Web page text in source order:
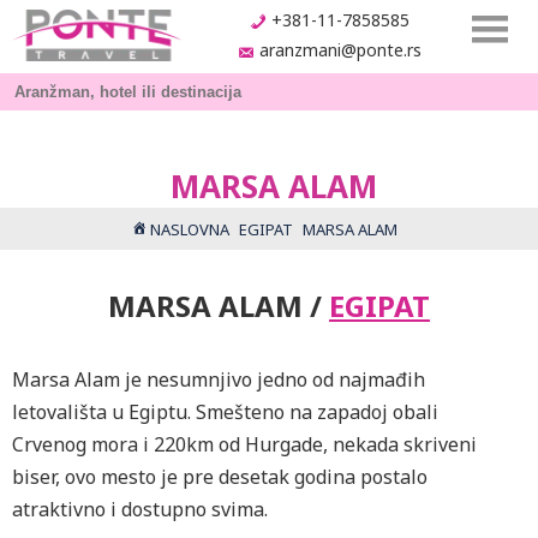
+381-11-7858585
aranzmani@ponte.rs
MARSA ALAM
NASLOVNA EGIPAT MARSA ALAM
MARSA ALAM / EGIPAT
Marsa Alam je nesumnjivo jedno od najmađih
letovališta u Egiptu. Smešteno na zapadoj obali
Crvenog mora i 220km od Hurgade, nekada skriveni
biser, ovo mesto je pre desetak godina postalo
atraktivno i dostupno svima.